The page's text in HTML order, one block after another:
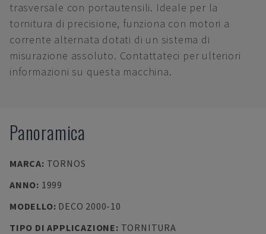
trasversale con portautensili. Ideale per la
tornitura di precisione, funziona con motori a
corrente alternata dotati di un sistema di
misurazione assoluto. Contattateci per ulteriori
informazioni su questa macchina.
Panoramica
MARCA: TORNOS
ANNO: 1999
MODELLO: DECO 2000-10
TIPO DI APPLICAZIONE: TORNITURA